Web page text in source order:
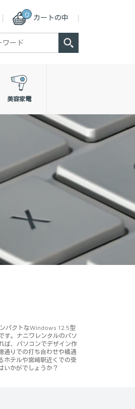
カートの中
0
美容家電
パクトなWindows 12.5型
す。ナニワレンタルのパソ
ば、パソコンでデザイン作
通りでの打ち合わせや橘通
ホテルや宮崎駅近くでの受
いかがでしょうか？